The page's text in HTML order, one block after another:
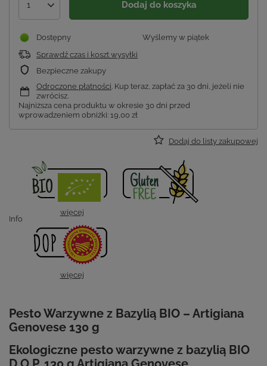
1 Dodaj do koszyka
Wyślemy w piątek
Dostępny
Sprawdź czas i koszt wysyłki
Bezpieczne zakupy
Odroczone płatności. Kup teraz, zapłać za 30 dni, jeżeli nie
zwrócisz.
Najniższa cena produktu w okresie 30 dni przed
wprowadzeniem obniżki: 19,00 zł
Dodaj do listy zakupowej
Info
więcej
więcej
Pesto Warzywne z Bazylią BIO – Artigiana
Genovese 130 g
Ekologiczne pesto warzywne z bazylią BIO